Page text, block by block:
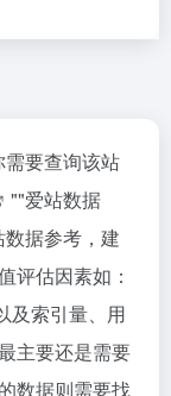
要查询该站
""爱站数据
据参考，建
评估因素如：
及索引量、用
主要还是需要
数据则需要找